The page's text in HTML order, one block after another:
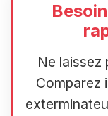
Ne
Comparez